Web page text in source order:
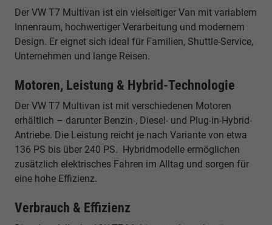
Der VW T7 Multivan ist ein vielseitiger Van mit variablem
Innenraum, hochwertiger Verarbeitung und modernem
Design. Er eignet sich ideal für Familien, Shuttle-Service,
Unternehmen und lange Reisen.
Motoren, Leistung & Hybrid-Technologie
Der VW T7 Multivan ist mit verschiedenen Motoren
erhältlich – darunter Benzin-, Diesel- und Plug-in-Hybrid-
Antriebe. Die Leistung reicht je nach Variante von etwa
136 PS bis über 240 PS. Hybridmodelle ermöglichen
zusätzlich elektrisches Fahren im Alltag und sorgen für
eine hohe Effizienz.
Verbrauch & Effizienz